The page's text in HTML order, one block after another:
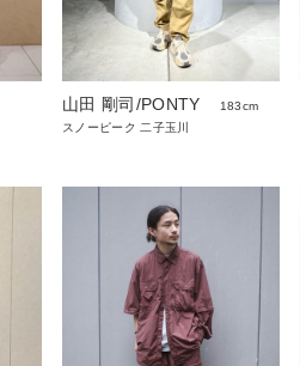
山田 剛司/PONTY
183cm
スノーピーク 二子玉川